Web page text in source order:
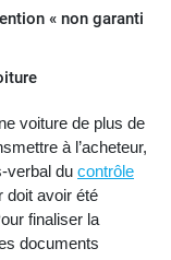
« non garanti
voiture de plus de
à l’acheteur,
verbal du contrôle
doit avoir été
finaliser la
documents